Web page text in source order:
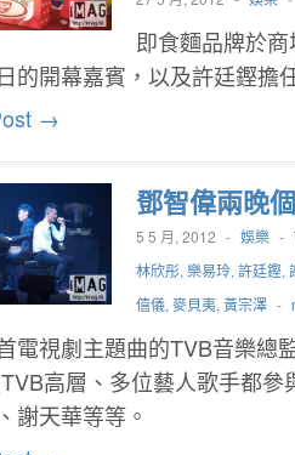
即食麵品牌於
的開幕嘉賓，以及許廷鏗擔
→
鄧智偉兩晚
5 5 月, 2012 - 娛樂 -
林欣彤, 樂易玲, 許廷鏗,
僖儀, 麥貝夷, 黃宗澤 -
電視劇主題曲的TVB音樂總
高層、多位藝人歌手都
謝天華等等。